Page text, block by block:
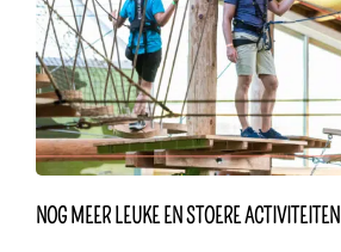
NOG MEER LEUKE EN STOERE ACTIVITEITEN